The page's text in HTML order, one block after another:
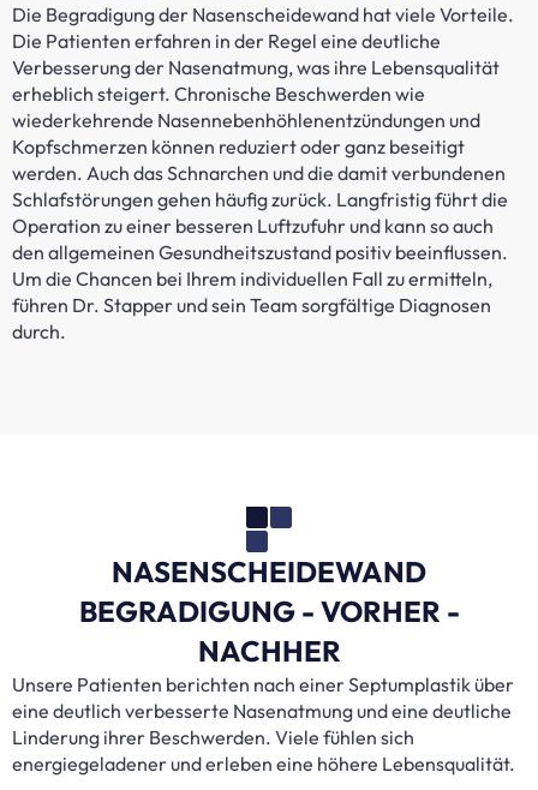
Die Begradigung der Nasenscheidewand hat viele Vorteile.
Die Patienten erfahren in der Regel eine deutliche
Verbesserung der Nasenatmung, was ihre Lebensqualität
erheblich steigert. Chronische Beschwerden wie
wiederkehrende Nasennebenhöhlenentzündungen und
Kopfschmerzen können reduziert oder ganz beseitigt
werden. Auch das Schnarchen und die damit verbundenen
Schlafstörungen gehen häufig zurück. Langfristig führt die
Operation zu einer besseren Luftzufuhr und kann so auch
den allgemeinen Gesundheitszustand positiv beeinflussen.
Um die Chancen bei Ihrem individuellen Fall zu ermitteln,
führen Dr. Stapper und sein Team sorgfältige Diagnosen
durch.
NASENSCHEIDEWAND
BEGRADIGUNG - VORHER -
NACHHER
Unsere Patienten berichten nach einer Septumplastik über
eine deutlich verbesserte Nasenatmung und eine deutliche
Linderung ihrer Beschwerden. Viele fühlen sich
energiegeladener und erleben eine höhere Lebensqualität.